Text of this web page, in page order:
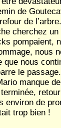
de
de
cherchez
pompaient,
nous
que nous
le
manque
environ de
trop bien !